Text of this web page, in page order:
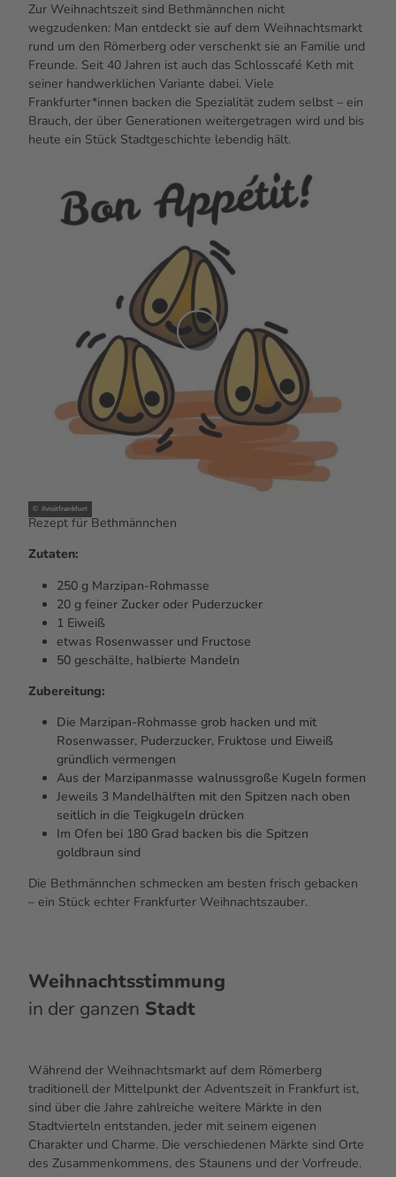
Zur Weihnachtszeit sind Bethmännchen nicht
wegzudenken: Man entdeckt sie auf dem Weihnachtsmarkt
rund um den Römerberg oder verschenkt sie an Familie und
Freunde. Seit 40 Jahren ist auch das Schlosscafé Keth mit
seiner handwerklichen Variante dabei. Viele
Frankfurter*innen backen die Spezialität zudem selbst – ein
Brauch, der über Generationen weitergetragen wird und bis
heute ein Stück Stadtgeschichte lebendig hält.
V
d
e
o
b
e
n
© #visitfrankfurt
Rezept für Bethmännchen
Zutaten:
250 g Marzipan-Rohmasse
20 g feiner Zucker oder Puderzucker
1 Eiweiß
etwas Rosenwasser und Fructose
50 geschälte, halbierte Mandeln
Zubereitung:
Die Marzipan-Rohmasse grob hacken und mit
Rosenwasser, Puderzucker, Fruktose und Eiweiß
gründlich vermengen
Aus der Marzipanmasse walnussgroße Kugeln formen
Jeweils 3 Mandelhälften mit den Spitzen nach oben
seitlich in die Teigkugeln drücken
Im Ofen bei 180 Grad backen bis die Spitzen
goldbraun sind
Die Bethmännchen schmecken am besten frisch gebacken
– ein Stück echter Frankfurter Weihnachtszauber.
Weihnachtsstimmung
in der ganzen Stadt
Während der Weihnachtsmarkt auf dem Römerberg
traditionell der Mittelpunkt der Adventszeit in Frankfurt ist,
sind über die Jahre zahlreiche weitere Märkte in den
Stadtvierteln entstanden, jeder mit seinem eigenen
Charakter und Charme. Die verschiedenen Märkte sind Orte
des Zusammenkommens, des Staunens und der Vorfreude.